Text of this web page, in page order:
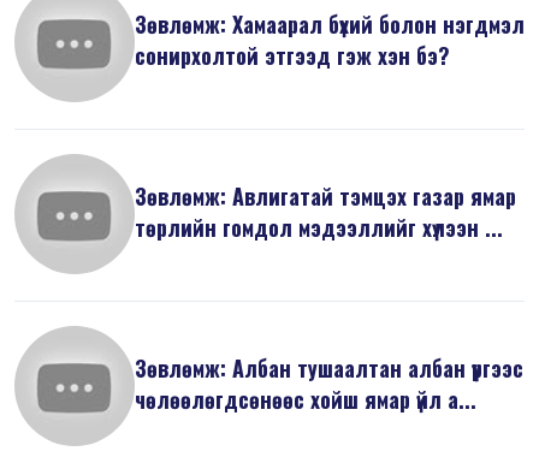
Зөвлөмж: Хамаарал бүхий болон нэгдмэл
сонирхолтой этгээд гэж хэн бэ?
Зөвлөмж: Авлигатай тэмцэх газар ямар
төрлийн гомдол мэдээллийг хүлээн ...
Зөвлөмж: Албан тушаалтан албан үүргээс
чөлөөлөгдсөнөөс хойш ямар үйл а...